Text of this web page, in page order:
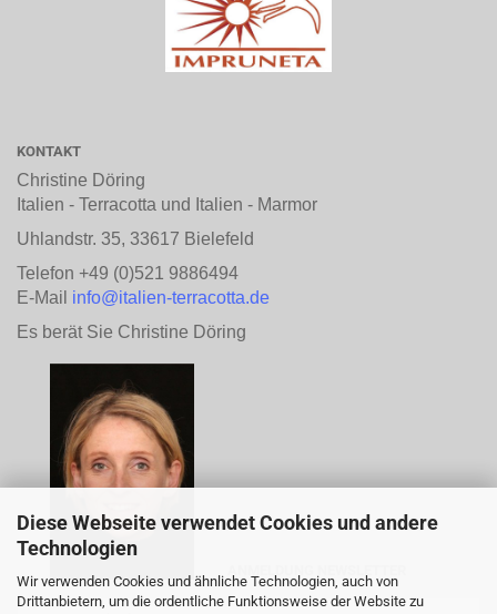
Diese Webseite verwendet Cookies und andere
Technologien
Wir verwenden Cookies und ähnliche Technologien, auch von
Drittanbietern, um die ordentliche Funktionsweise der Website zu
KONTAKT
Christine Döring
Italien - Terracotta und Italien - Marmor
Uhlandstr. 35, 33617 Bielefeld
Telefon +49 (0)521 9886494
E-Mail info@italien-terracotta.de
Es berät Sie Christine Döring